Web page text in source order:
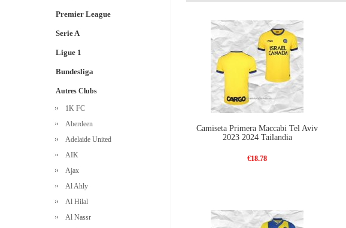
Premier League
Serie A
Ligue 1
Bundesliga
Autres Clubs
1K FC
Aberdeen
Adelaide United
AIK
Ajax
Al Ahly
Al Hilal
Al Nassr
Camiseta Primera Maccabi Tel Aviv
2023 2024 Tailandia
€18.78